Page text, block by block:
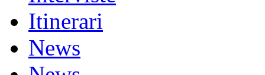
Itinerari
News